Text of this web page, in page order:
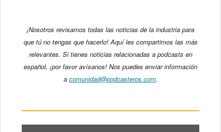
¡Nosotros revisamos todas las noticias de la industria para
que tú no tengas que hacerlo! Aquí les compartimos las más
relevantes. Si tienes noticias relacionadas a podcasts en
español, ¡por favor avísanos! Nos puedes enviar información
a comunidad@podcasteros.com.